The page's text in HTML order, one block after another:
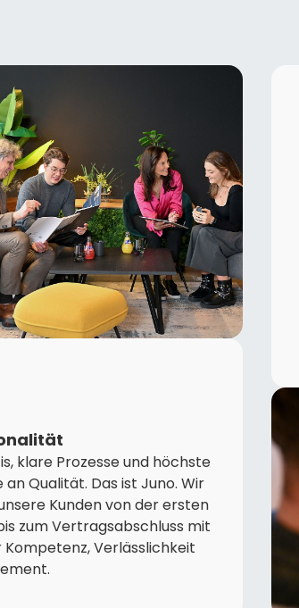
klare Prozesse und höchste
Qualität. Das ist Juno. Wir
Kunden von der ersten
zum Vertragsabschluss mit
Verlässlichkeit